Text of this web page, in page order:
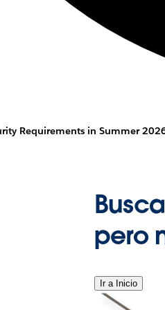
Requirements in Summer
pero
Ir a Inicio